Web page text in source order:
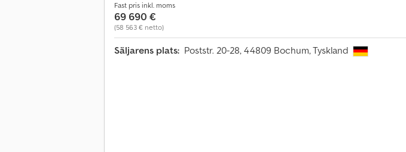
Fast pris inkl. moms
69 690 €
(58 563 € netto)
Säljarens plats: Poststr. 20-28, 44809 Bochum, Tyskland